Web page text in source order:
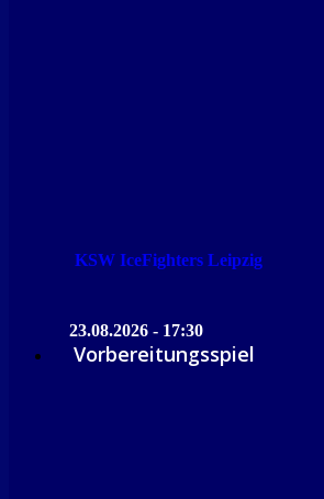
KSW IceFighters Leipzig
23.08.2026 - 17:30
Vorbereitungsspiel